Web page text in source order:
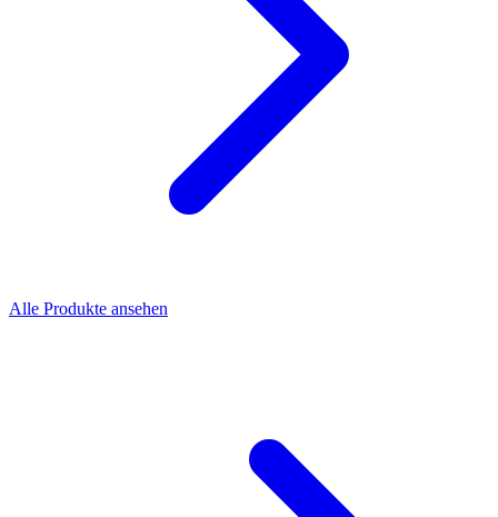
Alle Produkte ansehen